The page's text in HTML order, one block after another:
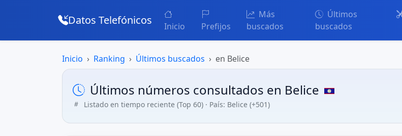
Datos Telefónicos Inicio Prefijos
Más
buscados
Últimos
buscados
Inicio Ranking Últimos buscados en Belice
Últimos números consultados en Belice
Listado en tiempo reciente (Top 60) · País: Belice (+501)